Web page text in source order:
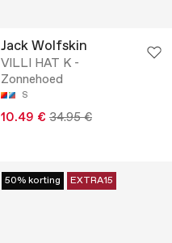
Jack Wolfskin
VILLI HAT K -
Zonnehoed
S
10.49 € 34.95 €
50% korting EXTRA15